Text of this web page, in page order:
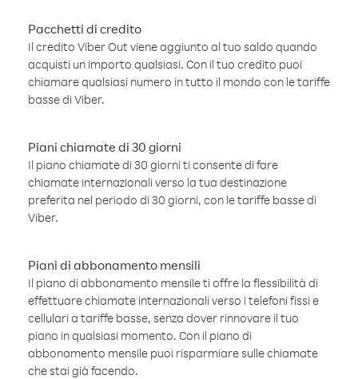
Pacchetti di credito
Il credito Viber Out viene aggiunto al tuo saldo quando
acquisti un importo qualsiasi. Con il tuo credito puoi
chiamare qualsiasi numero in tutto il mondo con le tariffe
basse di Viber.
Piani chiamate di 30 giorni
Il piano chiamate di 30 giorni ti consente di fare
chiamate internazionali verso la tua destinazione
preferita nel periodo di 30 giorni, con le tariffe basse di
Viber.
Piani di abbonamento mensili
Il piano di abbonamento mensile ti offre la flessibilità di
effettuare chiamate internazionali verso i telefoni fissi e
cellulari a tariffe basse, senza dover rinnovare il tuo
piano in qualsiasi momento. Con il piano di
abbonamento mensile puoi risparmiare sulle chiamate
che stai già facendo.